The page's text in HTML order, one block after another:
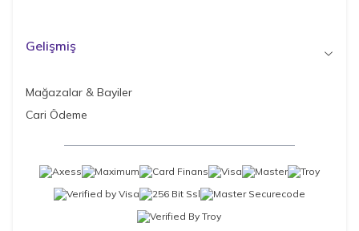
Gelişmiş
Mağazalar & Bayiler
Cari Ödeme